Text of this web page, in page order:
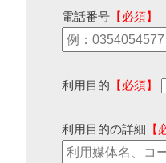
電話番号 【必須】
利用目的 【必須】
利用目的の詳細 【